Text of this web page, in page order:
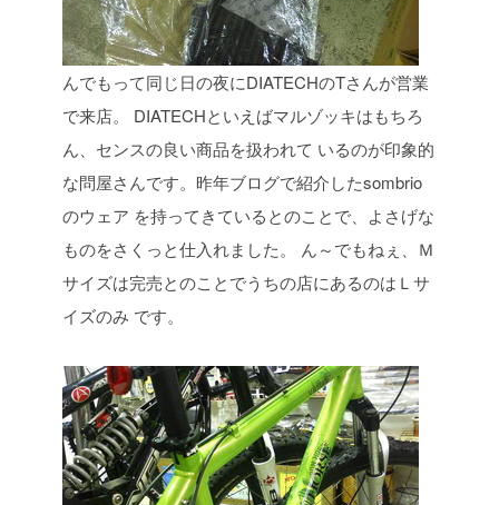
んでもって同じ日の夜にDIATECHのTさんが営業
で来店。
DIATECHといえばマルゾッキはもちろ
ん、センスの良い商品を扱われて いるのが印象的
な問屋さんです。昨年ブログで紹介したsombrio
のウェア を持ってきているとのことで、よさげな
ものをさくっと仕入れました。
ん～でもねぇ、Ｍ
サイズは完売とのことでうちの店にあるのはＬサ
イズのみ です。